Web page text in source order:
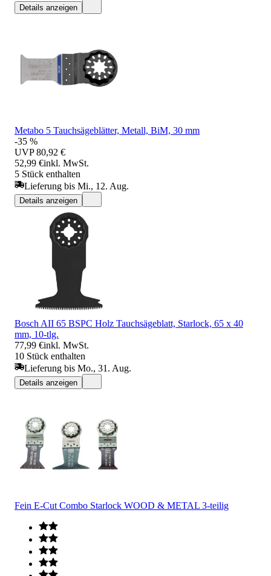
Details anzeigen
Metabo 5 Tauchsägeblätter, Metall, BiM, 30 mm
-35 %
UVP 80,92 €
52,99 €inkl. MwSt.
5 Stück enthalten
Lieferung bis Mi., 12. Aug.
Details anzeigen
Bosch AII 65 BSPC Holz Tauchsägeblatt, Starlock, 65 x 40
mm, 10-tlg.
77,99 €inkl. MwSt.
10 Stück enthalten
Lieferung bis Mo., 31. Aug.
Details anzeigen
Fein E-Cut Combo Starlock WOOD & METAL 3-teilig